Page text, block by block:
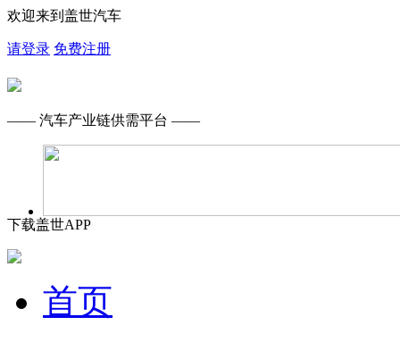
欢迎来到盖世汽车
请登录 免费注册
—— 汽车产业链供需平台 ——
下载盖世APP
首页